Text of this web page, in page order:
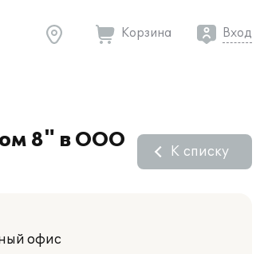
Корзина Вход
8" в ООО
К списку
офис